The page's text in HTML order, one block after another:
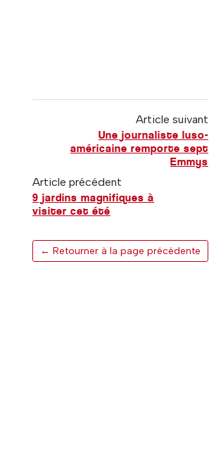
Article suivant
Une journaliste luso-
américaine remporte sept
Emmys
Article précédent
9 jardins magnifiques à
visiter cet été
← Retourner à la page précédente